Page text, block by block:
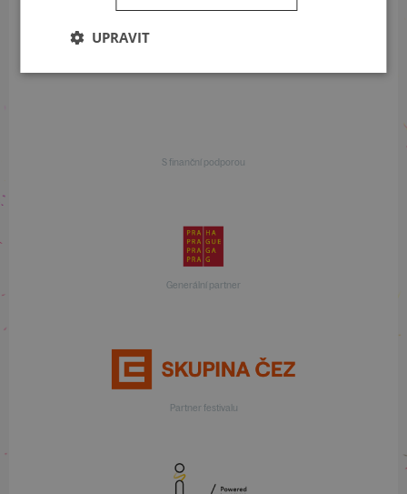
S finanční podporou
Generální partner
Partner festivalu
UPRAVIT